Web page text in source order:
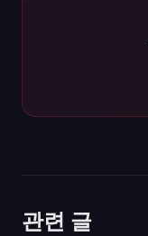
관련 글